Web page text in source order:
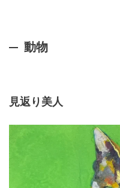
動物
見返り美人